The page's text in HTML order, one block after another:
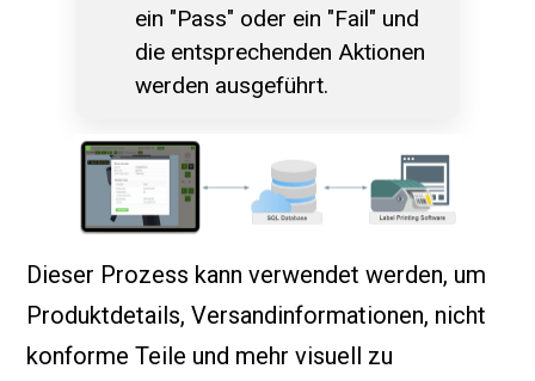
ein "Pass" oder ein "Fail" und
die entsprechenden Aktionen
werden ausgeführt.
Dieser Prozess kann verwendet werden, um
Produktdetails, Versandinformationen, nicht
konforme Teile und mehr visuell zu